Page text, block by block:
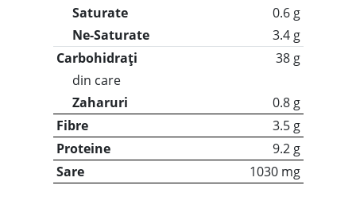
Saturate
0.6 g
Ne-Saturate
3.4 g
Carbohidrați
38 g
din care
Zaharuri
0.8 g
Fibre
3.5 g
Proteine
9.2 g
Sare
1030 mg